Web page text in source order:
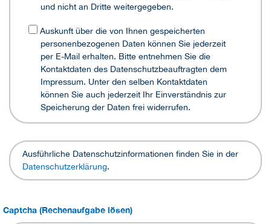
und nicht an Dritte weitergegeben.
personenbezogenen Daten können Sie jederzeit
per E-Mail erhalten. Bitte entnehmen Sie die
Kontaktdaten des Datenschutzbeauftragten dem
Impressum. Unter den selben Kontaktdaten
können Sie auch jederzeit Ihr Einverständnis zur
Speicherung der Daten frei widerrufen.
Ausführliche Datenschutzinformationen finden Sie in der
Datenschutzerklärung.
Captcha (Rechenaufgabe lösen)